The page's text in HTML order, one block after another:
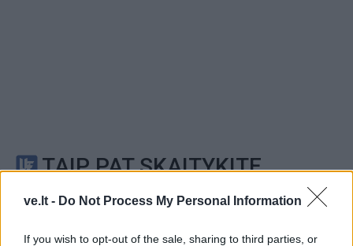
ve.lt - Do Not Process My Personal Information
If you wish to opt-out of the sale, sharing to third parties, or
TAIP PAT SKAITYKITE